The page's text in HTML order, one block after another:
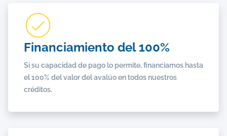
Financiamiento del 100%
Si su capacidad de pago lo permite, financiamos hasta
el 100% del valor del avalúo en todos nuestros
créditos.